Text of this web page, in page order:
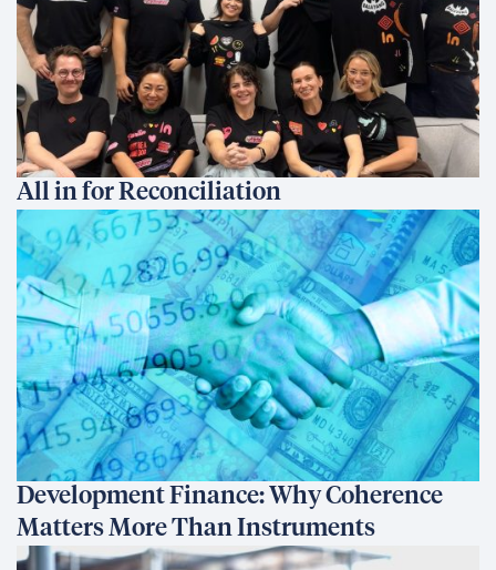
All in for Reconciliation
Development Finance: Why Coherence
Matters More Than Instruments